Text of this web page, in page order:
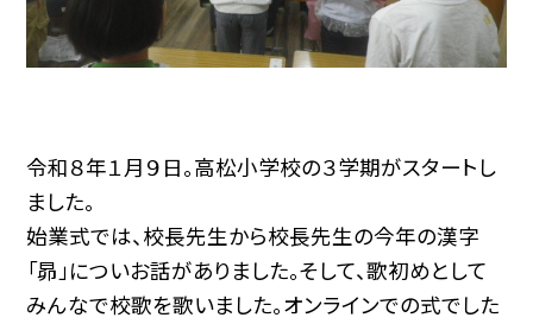
令和８年１月９日。高松小学校の３学期がスタートし
ました。
始業式では、校長先生から校長先生の今年の漢字
「昴」についお話がありました。そして、歌初めとして
みんなで校歌を歌いました。オンラインでの式でした